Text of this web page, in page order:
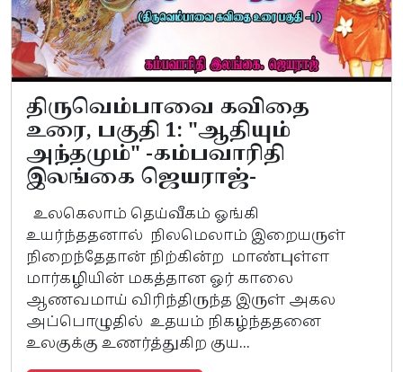
திருவெம்பாவை கவிதை
உரை, பகுதி 1: "ஆதியும்
அந்தமும்" -கம்பவாரிதி
இலங்கை ஜெயராஜ்-
உலகெலாம் தெய்வீகம் ஓங்கி
உயர்ந்ததனால் நிலமெலாம் இறையருள்
நிறைந்தேதான் நிற்கின்ற மாண்புள்ள
மார்கழியின் மகத்தான ஓர் காலை
ஆணவமாய் விரிந்திருந்த இருள் அகல
அப்பொழுதில் உதயம் நிகழ்ந்ததனை
உலகுக்கு உணர்த்துகிற குய...